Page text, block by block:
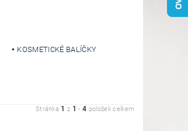
KOSMETICKÉ BALÍČKY
Stránka 1 z 1 -4 položek celkem